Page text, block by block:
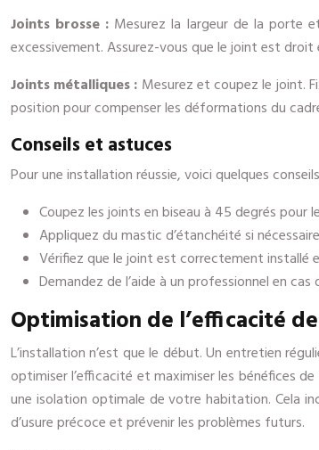
Joints brosse : Mesurez la largeur de la porte
excessivement. Assurez-vous que le joint est
Joints métalliques : Mesurez et coupez le joint.
position pour compenser les déformations du
Conseils et astuces
Pour une installation réussie, voici quelques
Coupez les joints en biseau à 45 degrés pour
Appliquez du mastic d’étanchéité si
Vérifiez que le joint est correctement installé
Demandez de l’aide à un professionnel en
Optimisation de l’efficacité
L’installation n’est que le début. Un entretien
optimiser l’efficacité et maximiser les bénéfices
une isolation optimale de votre habitation. Cela
d’usure précoce et prévenir les problèmes futurs.